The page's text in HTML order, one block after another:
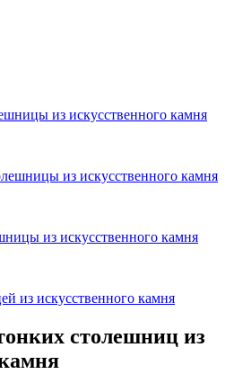
из искусственного камня
из искусственного камня
из искусственного камня
из искусственного камня
столешниц из